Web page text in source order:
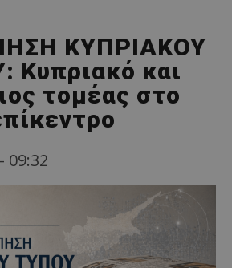
ΚΥΠΡΙΑΚΟΥ
Κυπριακό και
τομέας στο
09:32